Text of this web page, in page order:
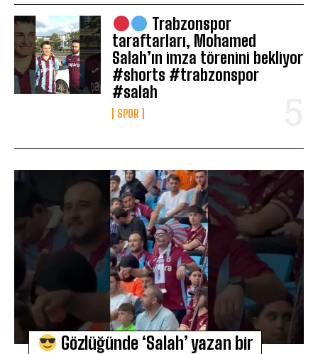
Trabzonspor
taraftarları, Mohamed
Salah’ın imza törenini bekliyor
#shorts #trabzonspor
#salah
SPOR
Gözlüğünde ‘Salah’ yazan bir